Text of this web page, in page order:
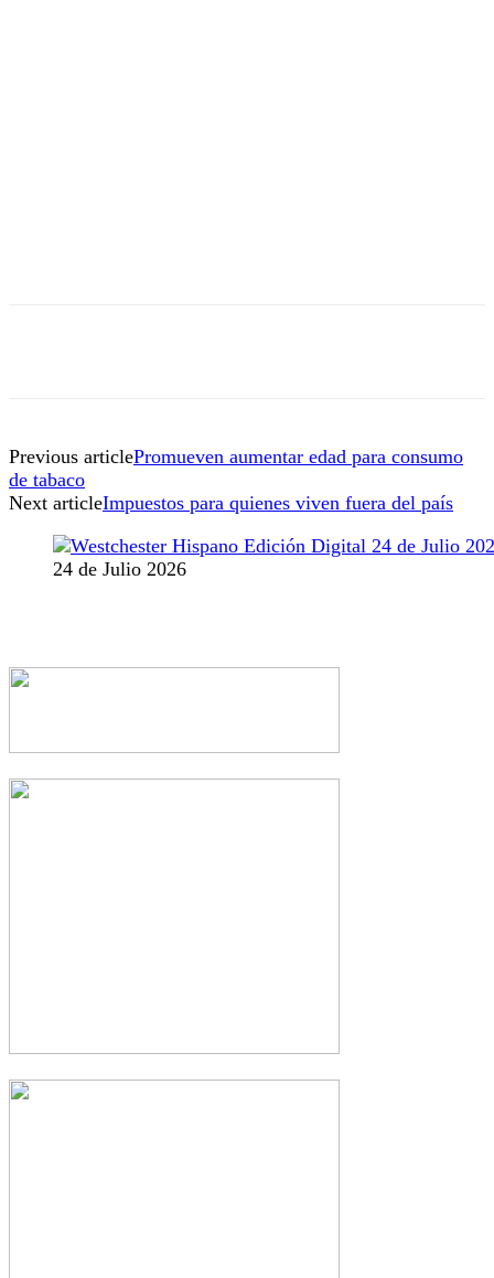
Previous articlePromueven aumentar edad para consumo
de tabaco
Next articleImpuestos para quienes viven fuera del país
24 de Julio 2026